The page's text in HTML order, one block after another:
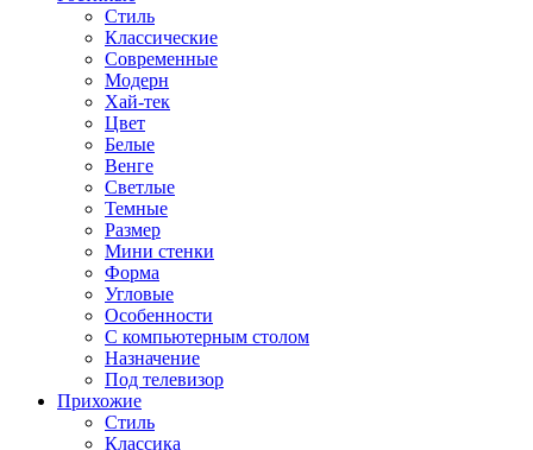
Стиль
Классические
Современные
Модерн
Хай-тек
Цвет
Белые
Венге
Светлые
Темные
Размер
Мини стенки
Форма
Угловые
Особенности
С компьютерным столом
Назначение
Под телевизор
Прихожие
Стиль
Классика